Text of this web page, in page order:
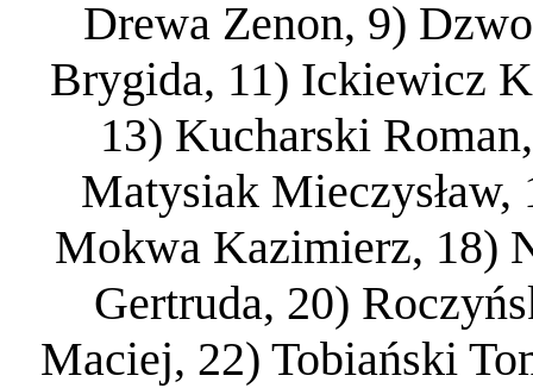
Drewa Zenon, 9)
Brygida, 11) Ickiewicz
13) Kucharski
Matysiak
Mokwa Kazimierz, 18)
Gertruda, 20)
Maciej, 22) Tobiański